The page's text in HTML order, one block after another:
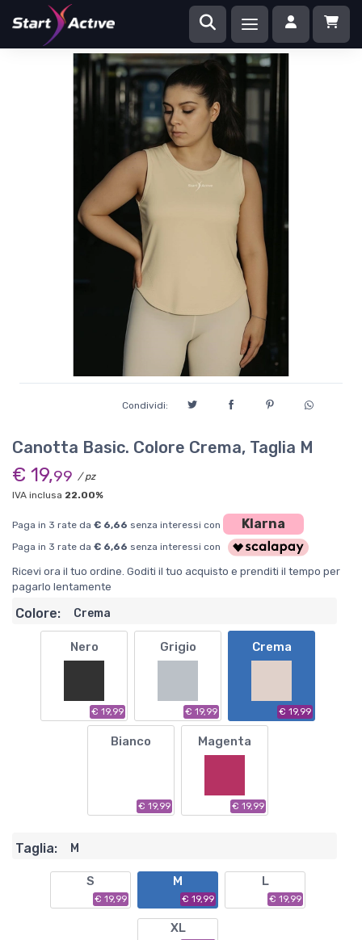
Condividi:
Canotta Basic. Colore Crema, Taglia M
€ 19,99 / pz
IVA inclusa 22.00%
Paga in 3 rate da € 6,66 senza interessi con Klarna
Paga in 3 rate da € 6,66 senza interessi con
Ricevi ora il tuo ordine. Goditi il tuo acquisto e prenditi il tempo per
pagarlo lentamente
Colore: Crema
Nero
€ 19,99
Grigio
€ 19,99
Crema
€ 19,99
Bianco
€ 19,99
Magenta
€ 19,99
Taglia: M
S
€ 19,99
M
€ 19,99
L
€ 19,99
XL